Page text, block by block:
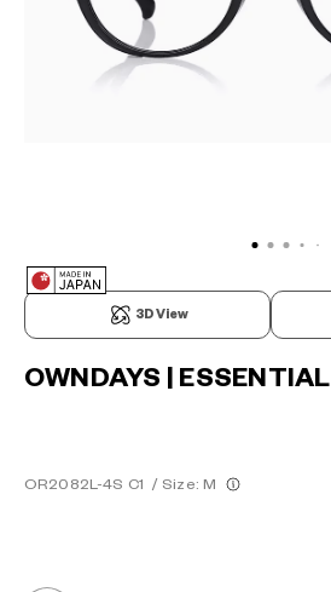
3D View
OWNDAYS | ESSENTIAL
OR2082L-4S C1 / Size: M